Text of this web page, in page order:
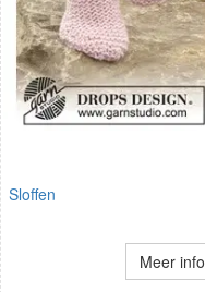
Sloffen
Meer info